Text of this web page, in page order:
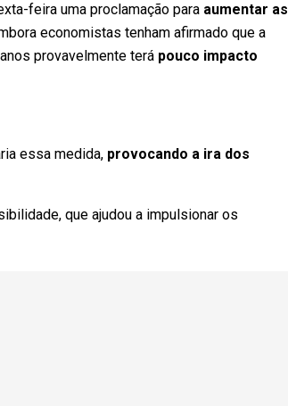
feira uma proclamação para aumentar as
economistas tenham afirmado que a
provavelmente terá pouco impacto
essa medida, provocando a ira dos
que ajudou a impulsionar os